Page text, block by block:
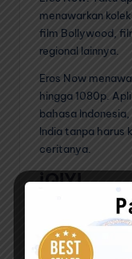
menawarkan
film Bollywood,
regional lainnya.
Eros Now
hingga 1080p.
bahasa
India tanpa harus
ceritanya.
iQIYI
iQIYI adalah
Tiongkok yang
lengkap. Aplikasi